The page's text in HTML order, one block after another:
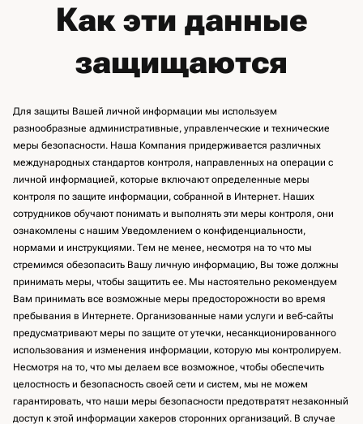
Как эти данные
защищаются
Для защиты Вашей личной информации мы используем
разнообразные административные, управленческие и технические
меры безопасности. Наша Компания придерживается различных
международных стандартов контроля, направленных на операции с
личной информацией, которые включают определенные меры
контроля по защите информации, собранной в Интернет. Наших
сотрудников обучают понимать и выполнять эти меры контроля, они
ознакомлены с нашим Уведомлением о конфиденциальности,
нормами и инструкциями. Тем не менее, несмотря на то что мы
стремимся обезопасить Вашу личную информацию, Вы тоже должны
принимать меры, чтобы защитить ее. Мы настоятельно рекомендуем
Вам принимать все возможные меры предосторожности во время
пребывания в Интернете. Организованные нами услуги и веб-сайты
предусматривают меры по защите от утечки, несанкционированного
использования и изменения информации, которую мы контролируем.
Несмотря на то, что мы делаем все возможное, чтобы обеспечить
целостность и безопасность своей сети и систем, мы не можем
гарантировать, что наши меры безопасности предотвратят незаконный
доступ к этой информации хакеров сторонних организаций. В случае